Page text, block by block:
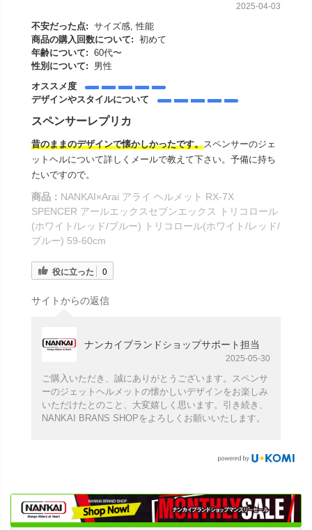
2025-04-03
不安だった点: サイズ感, 性能
商品の購入回数について: 初めて
年齢について: 60代〜
性別について:
男性
オススメ度
デザインやスタイルについて
スペンサーレプリカ
昔のままのデザインで懐かしかったです。スペンサーのジェ
ットヘルについて詳しくメールで教えて下さい。予備に持ち
たいですので。
商品： NANKAI×Arai アライ ヘルメット RX-7X
SPENCER アールエックスセブンエックス トリコロール
(ホワイト/レッド/ブルー) トリコロール(ホワイト/レッド/
ブルー) 59-60cm
役に立った 0
サイトからの返信
ナンカイブランドショップサポート担当
2025-05-30
ご購入いただき、誠にありがとうございます。スペンサ
ーのジェットヘルメットの懐かしいデザインをお楽しみ
いただけたとのこと、大変嬉しく思います。引き続き、
NANKAI BRANS SHOPをよろしくお願いいたします。